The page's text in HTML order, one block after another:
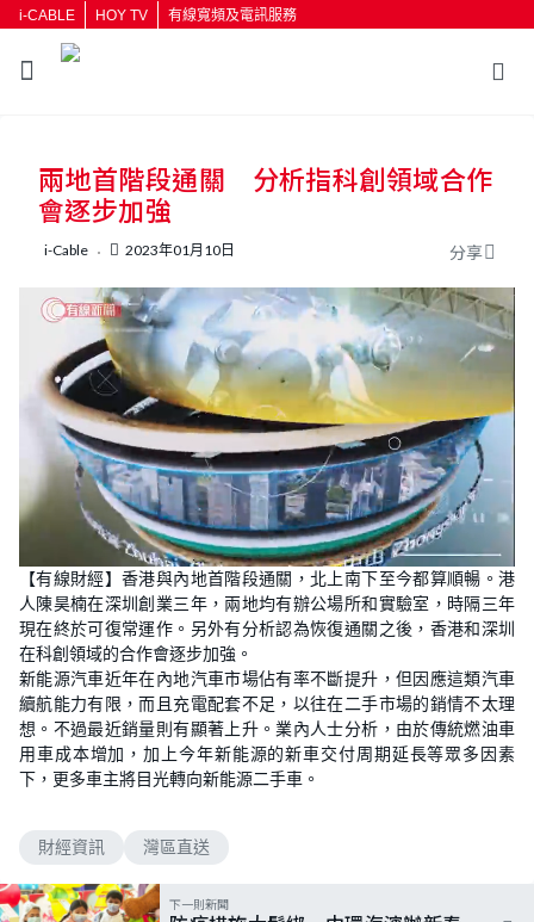
i-CABLE HOY TV 有線寬頻及電訊服務
按輸入鍵開始搜尋
兩地首階段通關 分析指科創領域合作
會逐步加強
i-Cable 2023年01月10日 分享
U
n
m
u
t
e
L
o
a
d
e
d
1
7
.
4
0
%
【有線財經】香港與內地首階段通關，北上南下至今都算順暢。港
人陳昊楠在深圳創業三年，兩地均有辦公場所和實驗室，時隔三年
現在終於可復常運作。另外有分析認為恢復通關之後，香港和深圳
在科創領域的合作會逐步加強。
新能源汽車近年在內地汽車市場佔有率不斷提升，但因應這類汽車
續航能力有限，而且充電配套不足，以往在二手市場的銷情不太理
想。不過最近銷量則有顯著上升。業內人士分析，由於傳統燃油車
用車成本增加，加上今年新能源的新車交付周期延長等眾多因素
下，更多車主將目光轉向新能源二手車。
財經資訊 灣區直送
下一則新聞